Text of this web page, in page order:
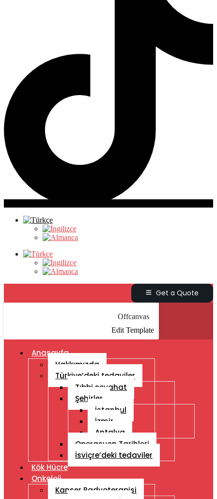
Get a Quote
Offcanvas
Edit Template
Anasayfa
Hakkımızda
Türkiye’deki tedaviler
Tıbbi seyahat
Şehirler
İstanbul
İzmir
Antalya
Operasyon Tarihleri
İsviçre’deki tedaviler
Kök Hücre
Onkoloji
Kanser Radyoterapisi